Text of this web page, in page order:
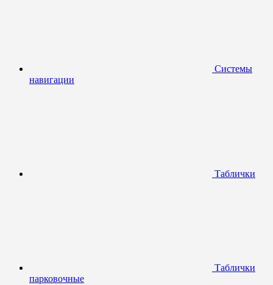
Системы
навигации
Таблички
Таблички
парковочные